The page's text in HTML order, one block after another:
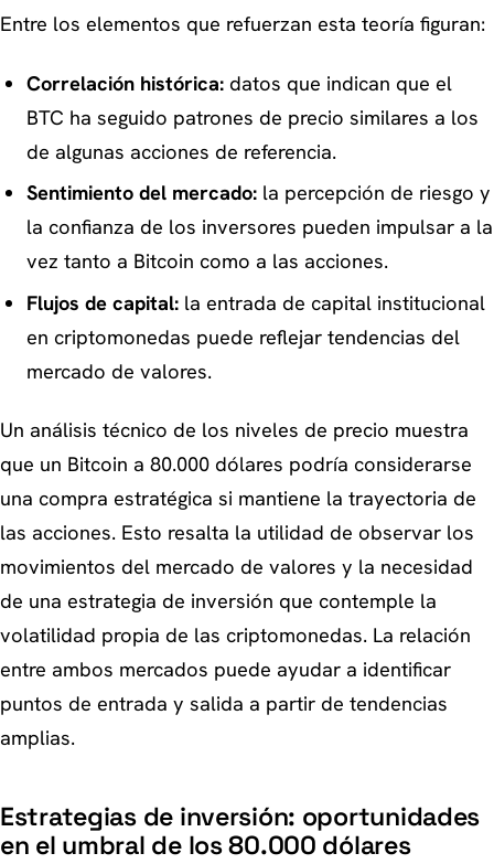
Entre los elementos que refuerzan esta teoría figuran:
Correlación histórica:datos que indican que el
BTC ha seguido patrones de precio similares a los
de algunas acciones de referencia.
Sentimiento del mercado:la percepción de riesgo y
la confianza de los inversores pueden impulsar a la
vez tanto a Bitcoin como a las acciones.
Flujos de capital:la entrada de capital institucional
en criptomonedas puede reflejar tendencias del
mercado de valores.
Un análisis técnico de los niveles de precio muestra
que un Bitcoin a 80.000 dólares podría considerarse
una compra estratégica si mantiene la trayectoria de
las acciones. Esto resalta la utilidad de observar los
movimientos del mercado de valores y la necesidad
de una estrategia de inversión que contemple la
volatilidad propia de las criptomonedas. La relación
entre ambos mercados puede ayudar a identificar
puntos de entrada y salida a partir de tendencias
amplias.
Estrategias de inversión: oportunidades
en el umbral de los 80.000 dólares